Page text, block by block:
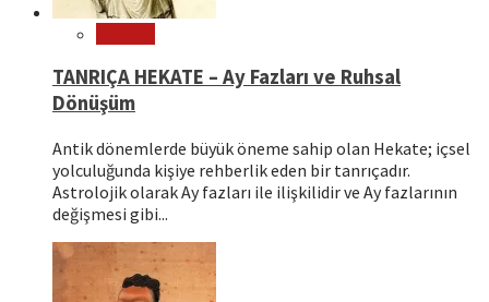
TANRIÇA HEKATE – Ay Fazları ve Ruhsal
Dönüşüm
Antik dönemlerde büyük öneme sahip olan Hekate; içsel
yolculuğunda kişiye rehberlik eden bir tanrıçadır.
Astrolojik olarak Ay fazları ile ilişkilidir ve Ay fazlarının
değişmesi gibi...